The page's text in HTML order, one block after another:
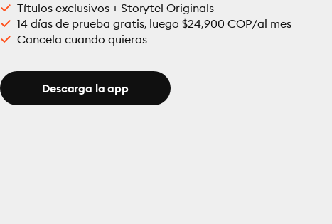
Títulos exclusivos + Storytel Originals
14 días de prueba gratis, luego $24,900 COP/al mes
Cancela cuando quieras
Descarga la app